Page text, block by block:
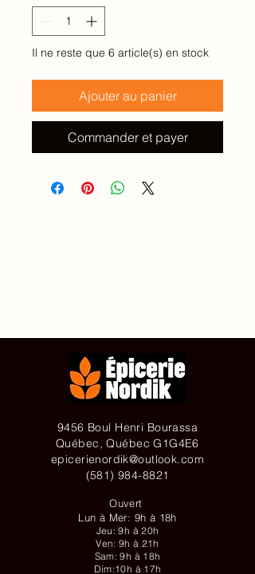
Il ne reste que 6 article(s) en stock
Ajouter au panier
Commander et payer
9456 Boul Henri Bourassa
Québec, Québec G1G4E6
epicerienordik@outlook.com
(581) 984-8821
Ouvert
Lun à Mer: 9h à 18h
Jeu: 9h à 20h
Ven: 9h à 21h
Sam: 9h à 18h
Dim:10h à 17h